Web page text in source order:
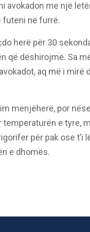
avokadon me një
futeni në furrë.
herë për 30
që dëshirojmë. Sa
aq më i mirë
menjëherë, por
e tyre,
për pak ose t’i
e dhomës.